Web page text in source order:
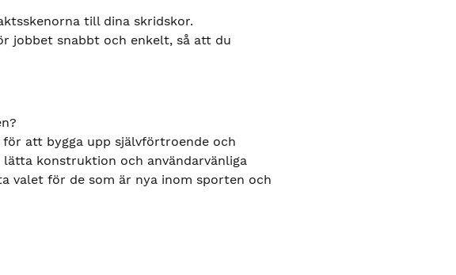
till dina skridskor.
jobbet snabbt och enkelt, så att du
för att bygga upp självförtroende och
konstruktion och användarvänliga
valet för de som är nya inom sporten och